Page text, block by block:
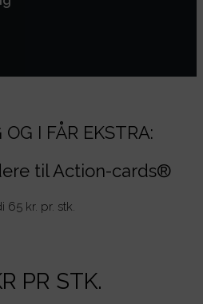
OG I FÅR EKSTRA:
til Action-cards®
65 kr. pr. stk.
PR STK.